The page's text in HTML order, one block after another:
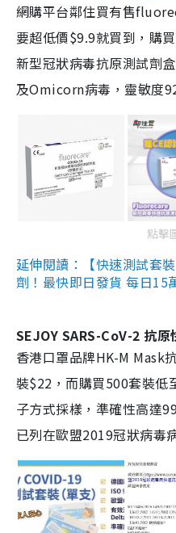
網購平台鄰住買有售
要超低價$9.9就買到，購
新型冠狀病毒抗原測試劑
及Omicorn病毒，靈敏度
點擊
延伸閱讀：【快速測試套
劑！最快即日發貨 每日15
SEJOY SARS-CoV-2 抗原
香港口罩品牌HK-M Mask
裝$22，而購買500套裝低
子方式採樣，準確性高達
已列在歐盟2019冠狀病毒